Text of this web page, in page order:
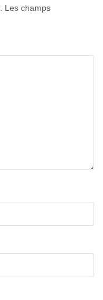
Les champs